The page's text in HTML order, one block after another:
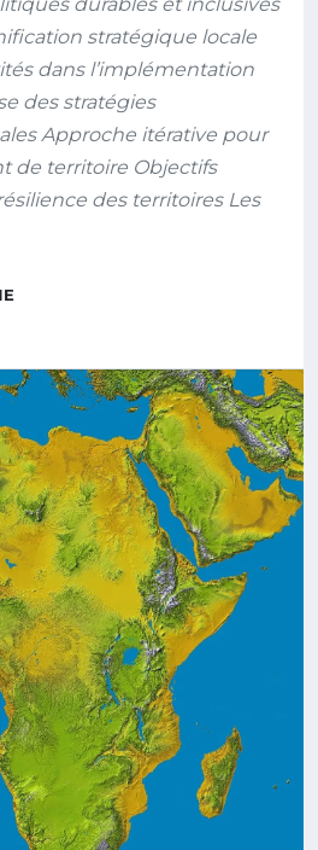
stratégique locale
dans l’implémentation
des stratégies
Approche itérative pour
de territoire Objectifs
des territoires Les